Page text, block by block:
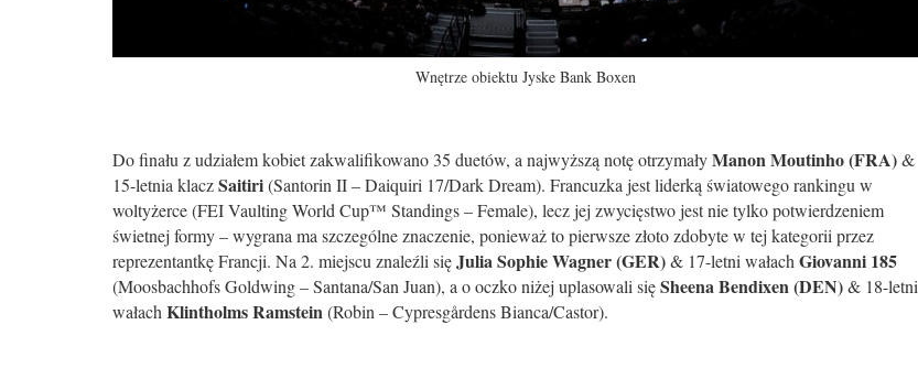
Wnętrze obiektu Jyske Bank Boxen
Do finału z udziałem kobiet zakwalifikowano 35 duetów, a najwyższą notę otrzymałyManon Moutinho (FRA)&
15-letnia klaczSaitiri(Santorin II – Daiquiri 17/Dark Dream). Francuzka jest liderką światowego rankingu w
woltyżerce (FEI Vaulting World Cup™ Standings – Female), lecz jej zwycięstwo jest nie tylko potwierdzeniem
świetnej formy – wygrana ma szczególne znaczenie, ponieważ to pierwsze złoto zdobyte w tej kategorii przez
reprezentantkę Francji. Na 2. miejscu znaleźli sięJulia Sophie Wagner (GER)& 17-letni wałach Giovanni 185
(Moosbachhofs Goldwing – Santana/San Juan), a o oczko niżej uplasowali sięSheena Bendixen (DEN)& 18-letni
wałach Klintholms Ramstein(Robin – Cypresgårdens Bianca/Castor).